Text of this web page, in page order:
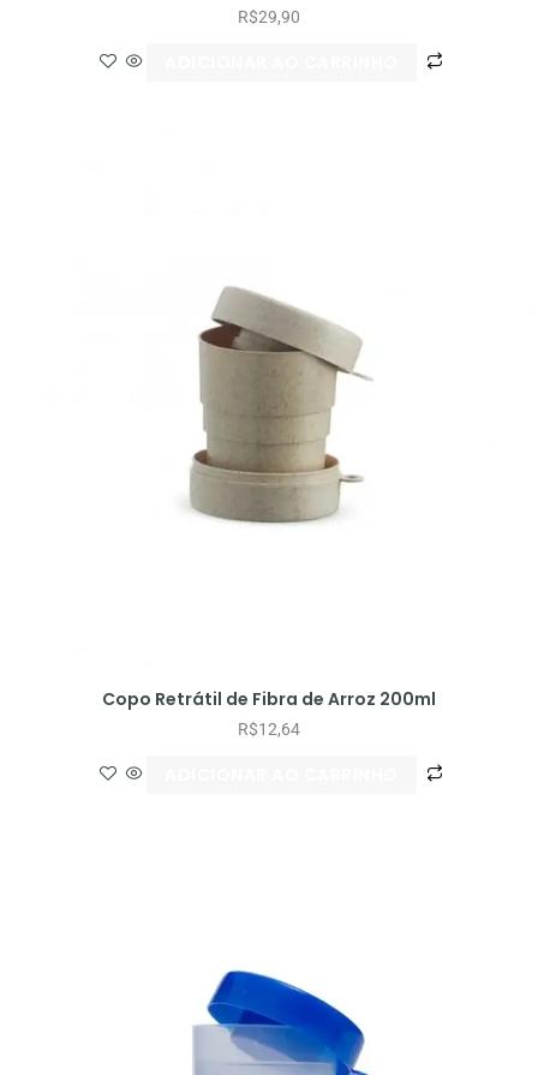
R$29,90
Copo Retrátil de Fibra de Arroz 200ml
R$12,64